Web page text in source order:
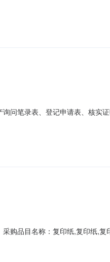
他项目规模说明具体信息见资
问笔录表、登记申请表、核实
购品目名称：复印纸,复印纸,复